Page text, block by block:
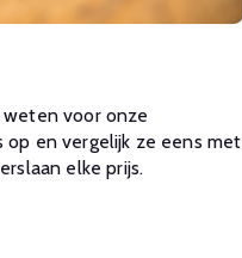
voor onze
op en vergelijk ze eens met
elke prijs.